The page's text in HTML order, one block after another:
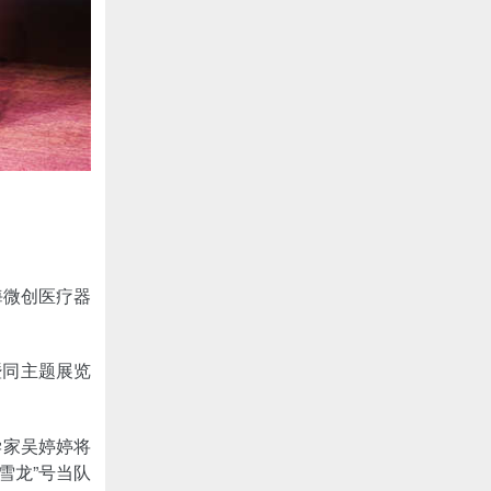
创医疗器
主题展览
吴婷婷将
龙”号当队